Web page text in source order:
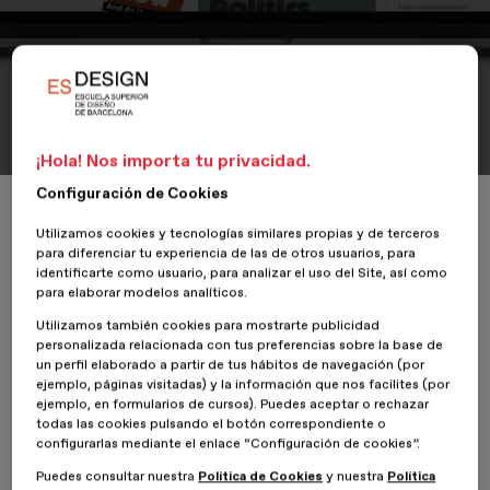
Portfolio
Maaagtivism
Inicio ESDESIGNERS Maaagtivism
30 Septiembre 2020 Lucia Joglar
Maaagtivism es una revista sobre activismo y creatividad. Los
activismos son movimientos colectivos que critican y quieren
cambiar las sociedades impulsando a los actores sociales a
modificar sus conductas en torno a temas controvertidos.
Esta publicación quiere dar a conocer movimientos activistas
¡Hola! Nos importa tu privacidad.
Configuración de Cookies
Utilizamos cookies y tecnologías similares propias y de terceros
para diferenciar tu experiencia de las de otros usuarios, para
identificarte como usuario, para analizar el uso del Site, así como
para elaborar modelos analíticos.
Utilizamos también cookies para mostrarte publicidad
personalizada relacionada con tus preferencias sobre la base de
un perfil elaborado a partir de tus hábitos de navegación (por
ejemplo, páginas visitadas) y la información que nos facilites (por
ejemplo, en formularios de cursos). Puedes aceptar o rechazar
todas las cookies pulsando el botón correspondiente o
configurarlas mediante el enlace “Configuración de cookies”.
Puedes consultar nuestra Política de Cookies y nuestra Política